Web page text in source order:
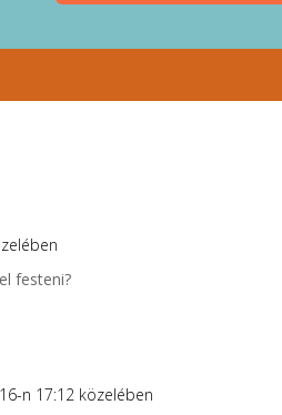
festeni?
n 17:12 közelében